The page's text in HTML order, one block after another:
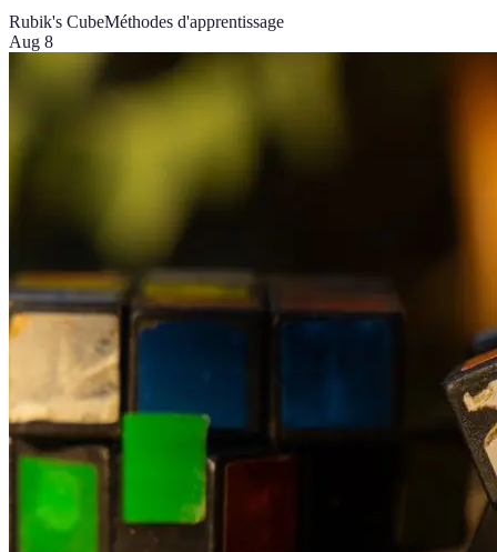
Rubik's CubeMéthodes d'apprentissage
Aug 8